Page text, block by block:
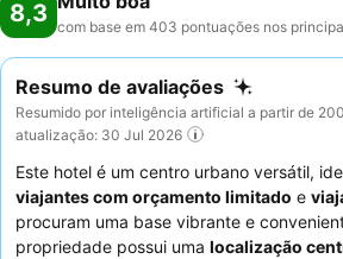
8,3 com base em 403 pontuações nos
Resumo de avaliações
Resumido por inteligência artificial a partir de
atualização: 30 Jul 2026
Este hotel é um centro urbano versátil,
viajantes com orçamento limitado e
procuram uma base vibrante e
propriedade possui uma localização